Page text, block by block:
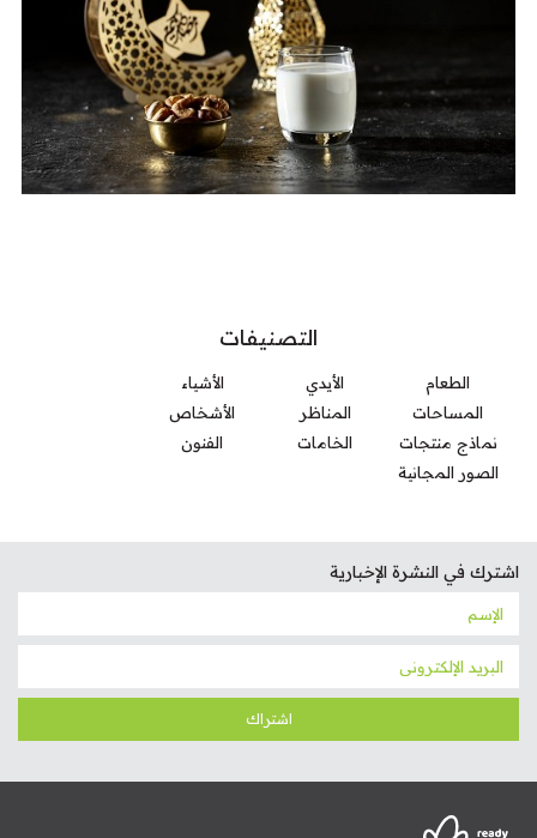
التصنيفات
الطعام الأيدي
الأشياء
المساحات
المناظر
الأشخاص
نماذج منتجات
الخامات
الفنون
الصور المجانية
اشترك في النشرة الإخبارية
اشتراك